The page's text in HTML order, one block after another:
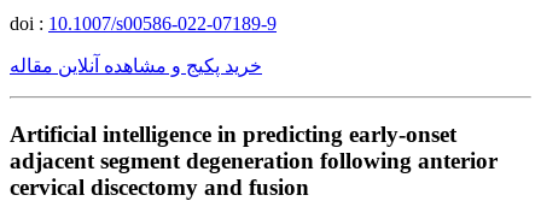
doi : 10.1007/s00586-022-07189-9
خرید پکیج و مشاهده آنلاین مقاله
Artificial intelligence in predicting early-onset
adjacent segment degeneration following anterior
cervical discectomy and fusion